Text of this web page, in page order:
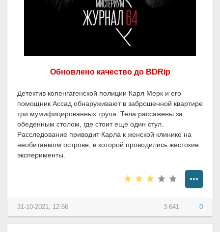
Обновлено качество до BDRip
Детектив копенгагенской полиции Карл Мерк и его
помощник Ассад обнаруживают в заброшенной квартире
три мумифицированных трупа. Тела рассажены за
обеденным столом, где стоит еще один стул.
Расследование приводит Карла к женской клинике на
необитаемом острове, в которой проводились жестокие
эксперименты.
3 641 0
31-10-2021, 12:56